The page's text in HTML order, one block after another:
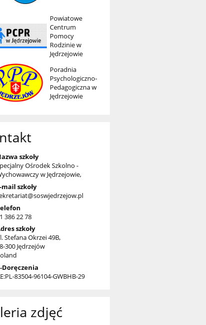
Powiatowe
Centrum
Pomocy
Rodzinie w
Jędrzejowie
Poradnia
Psychologiczno-
Pedagogiczna w
Jędrzejowie
szkoły
Ośrodek Szkolno -
w Jędrzejowie,
mail szkoły
386 22 78
szkoły
Stefana Okrzei 49B,
300 Jędrzejów
Doręczenia
83504-96104-GWBHB-29
zdjęć